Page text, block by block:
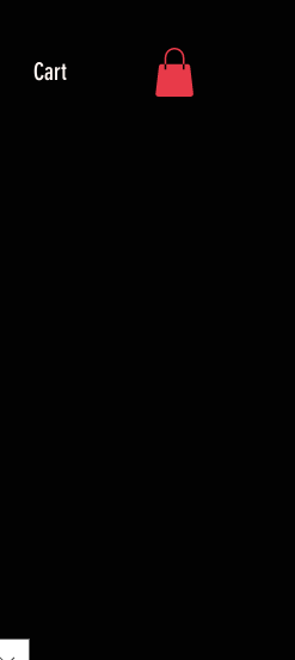
Cart